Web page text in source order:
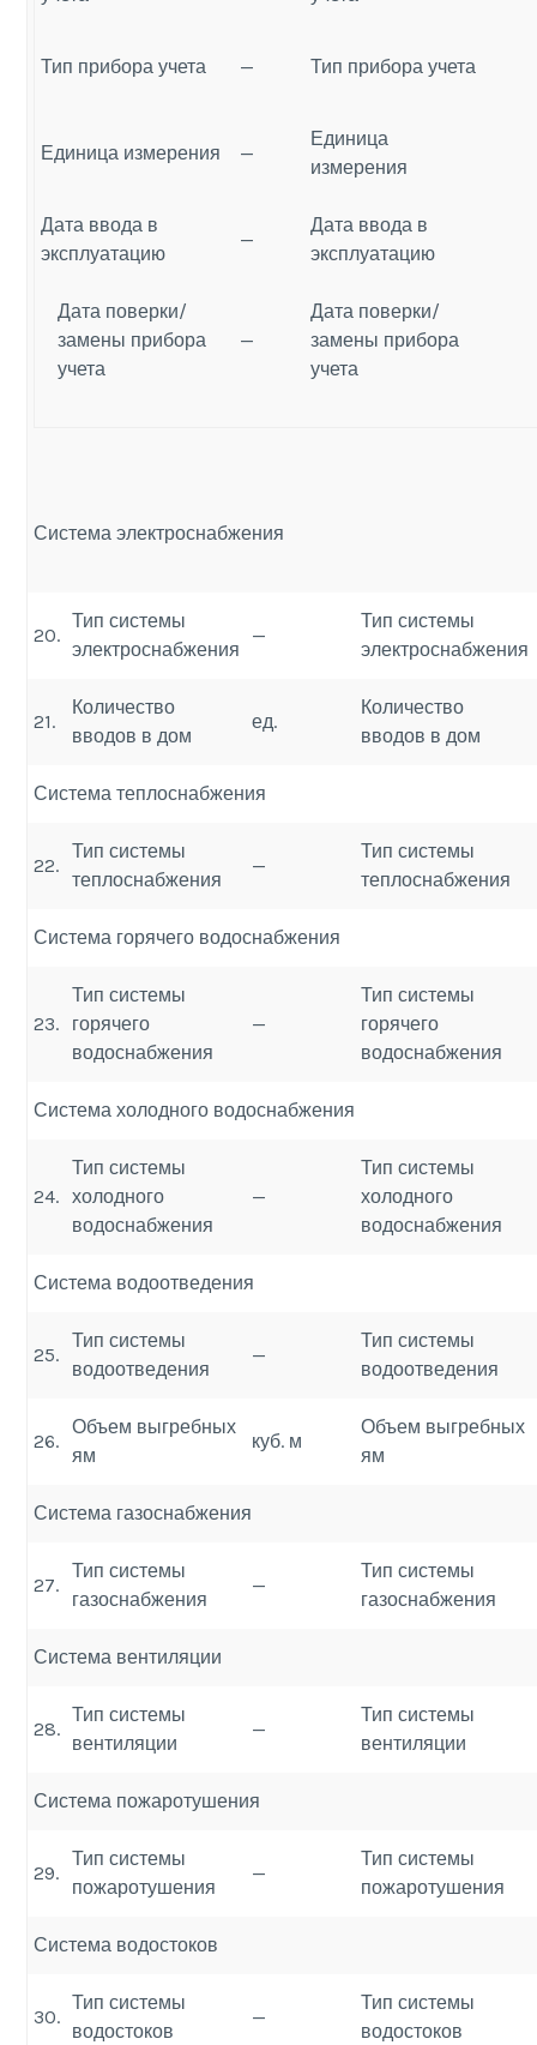
Тип прибора учета — Тип прибора учета
Единица измерения —
Единица
измерения
Дата ввода в
эксплуатацию
—
Дата ввода в
эксплуатацию
Дата поверки/
замены прибора
учета
—
Дата поверки/
замены прибора
учета
Система электроснабжения
20.
Тип системы
электроснабжения
—
Тип системы
электроснабжения
21.
Количество
вводов в дом
ед.
Количество
вводов в дом
Система теплоснабжения
22.
Тип системы
теплоснабжения
—
Тип системы
теплоснабжения
Система горячего водоснабжения
23.
Тип системы
горячего
водоснабжения
—
Тип системы
горячего
водоснабжения
Система холодного водоснабжения
24.
Тип системы
холодного
водоснабжения
—
Тип системы
холодного
водоснабжения
Система водоотведения
25.
Тип системы
водоотведения
—
Тип системы
водоотведения
26.
Объем выгребных
ям
куб. м
Объем выгребных
ям
Система газоснабжения
27.
Тип системы
газоснабжения
—
Тип системы
газоснабжения
Система вентиляции
28.
Тип системы
вентиляции
—
Тип системы
вентиляции
Система пожаротушения
29.
Тип системы
пожаротушения
—
Тип системы
пожаротушения
Система водостоков
30.
Тип системы
водостоков
—
Тип системы
водостоков